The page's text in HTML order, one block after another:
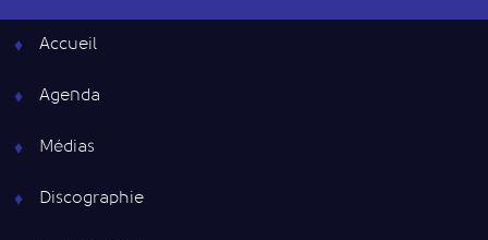
Accueil
Agenda
Médias
Discographie